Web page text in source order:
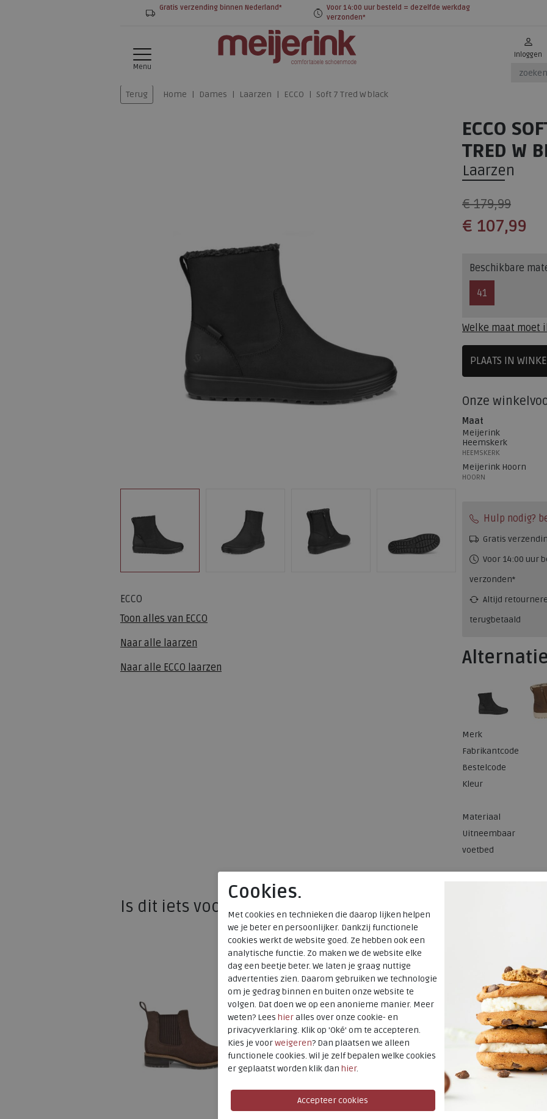
Gratis verzending binnen Nederland*
Voor 14:00 uur besteld = dezelfde werkdag
verzonden*
Menu
Inloggen
Terug Home Dames Laarzen ECCO Soft 7 Tred W black
ECCO
Toon alles van ECCO
Naar alle laarzen
Naar alle ECCO laarzen
ECCO
TRED W
Laarzen
€ 179,99
€ 107,99
Beschikbare
41
Welke maat moet
PLAATS IN
Onze
Maat
Meijerink
Heemskerk
HEEMSKERK
Meijerink Hoorn
HOORN
Hulp nodig?
Gratis
Voor 14:00 uur
verzonden*
Altijd
terugbetaald
Merk
Fabrikantcode
Bestelcode
Kleur
Materiaal
Uitneembaar
voetbed
Is dit iets voor u?
SALE
Cookies.
Met cookies en technieken die daarop lijken helpen
we je beter en persoonlijker. Dankzij functionele
cookies werkt de website goed. Ze hebben ook een
analytische functie. Zo maken we de website elke
dag een beetje beter. We laten je graag nuttige
advertenties zien. Daarom gebruiken we technologie
om je gedrag binnen en buiten onze website te
volgen. Dat doen we op een anonieme manier. Meer
weten? Lees hieralles over onze cookie- en
privacyverklaring. Klik op 'Oké' om te accepteren.
Kies je voorweigeren? Dan plaatsen we alleen
functionele cookies. Wil je zelf bepalen welke cookies
er geplaatst worden klik dan hier.